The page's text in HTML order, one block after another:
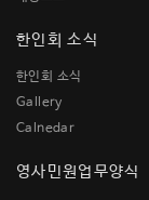
한인회 소식
한인회 소식
Gallery
Calnedar
영사민원업무양식